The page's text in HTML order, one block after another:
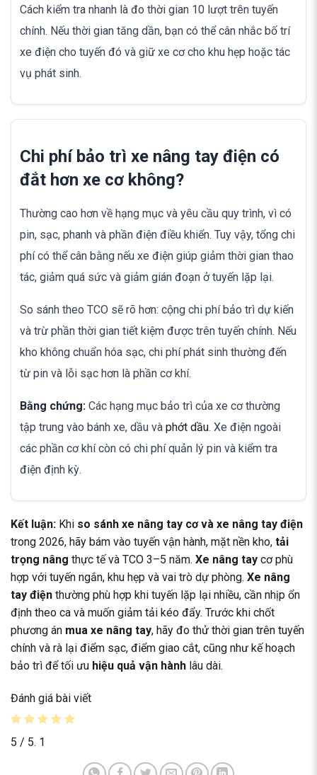
Cách kiểm tra nhanh là đo thời gian 10 lượt trên tuyến
chính. Nếu thời gian tăng dần, bạn có thể cân nhắc bố trí
xe điện cho tuyến đó và giữ xe cơ cho khu hẹp hoặc tác
vụ phát sinh.
Chi phí bảo trì xe nâng tay điện có
đắt hơn xe cơ không?
Thường cao hơn về hạng mục và yêu cầu quy trình, vì có
pin, sạc, phanh và phần điện điều khiển. Tuy vậy, tổng chi
phí có thể cân bằng nếu xe điện giúp giảm thời gian thao
tác, giảm quá sức và giảm gián đoạn ở tuyến lặp lại.
So sánh theo TCO sẽ rõ hơn: cộng chi phí bảo trì dự kiến
và trừ phần thời gian tiết kiệm được trên tuyến chính. Nếu
kho không chuẩn hóa sạc, chi phí phát sinh thường đến
từ pin và lỗi sạc hơn là phần cơ khí.
Bằng chứng: Các hạng mục bảo trì của xe cơ thường
tập trung vào bánh xe, dầu và phớt dầu. Xe điện ngoài
các phần cơ khí còn có chi phí quản lý pin và kiểm tra
điện định kỳ.
Kết luận: Khi so sánh xe nâng tay cơ và xe nâng tay điện
trong 2026, hãy bám vào tuyến vận hành, mặt nền kho, tải
trọng nâng thực tế và TCO 3–5 năm. Xe nâng tay cơ phù
hợp với tuyến ngắn, khu hẹp và vai trò dự phòng. Xe nâng
tay điện thường phù hợp khi tuyến lặp lại nhiều, cần nhịp ổn
định theo ca và muốn giảm tải kéo đẩy. Trước khi chốt
phương án mua xe nâng tay, hãy đo thử thời gian trên tuyến
chính và rà lại điểm sạc, điểm giao cắt, cũng như kế hoạch
bảo trì để tối ưu hiệu quả vận hành lâu dài.
Đánh giá bài viết
5 / 5. 1